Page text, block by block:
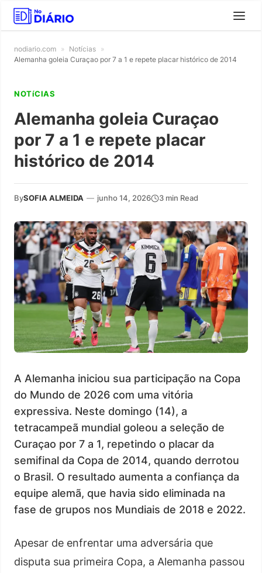
nodiario.com » Notícias »
Alemanha goleia Curaçao por 7 a 1 e repete placar histórico de 2014
NOTíCIAS
Alemanha goleia Curaçao
por 7 a 1 e repete placar
histórico de 2014
BySOFIA ALMEIDA — junho 14, 2026 3 min Read
A Alemanha iniciou sua participação na Copa
do Mundo de 2026 com uma vitória
expressiva. Neste domingo (14), a
tetracampeã mundial goleou a seleção de
Curaçao por 7 a 1, repetindo o placar da
semifinal da Copa de 2014, quando derrotou
o Brasil. O resultado aumenta a confiança da
equipe alemã, que havia sido eliminada na
fase de grupos nos Mundiais de 2018 e 2022.
Apesar de enfrentar uma adversária que
disputa sua primeira Copa, a Alemanha passou